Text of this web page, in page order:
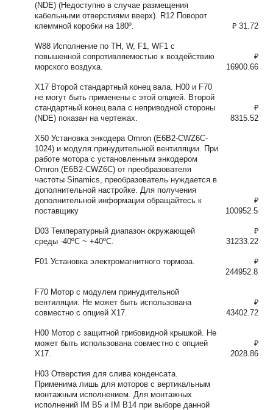
(NDE) (Недоступно в случае размещения
кабельными отверстиями вверх). R12 Поворот
клеммной коробки на 180º.
₽ 31.72
W88 Исполнение по TH, W, F1, WF1 с
повышенной сопротивляемостью к воздействию
морского воздуха.
₽
16900.66
X17 Второй стандартный конец вала. H00 и F70
не могут быть применены с этой опцией. Второй
стандартный конец вала с неприводной стороны
(NDE) показан на чертежах.
₽
8315.52
X50 Установка энкодера Omron (E6B2-CWZ6C-
1024) и модуля принудительной вентиляции. При
работе мотора с установленным энкодером
Omron (E6B2-CWZ6C) от преобразователя
частоты Sinamics, преобразователь нуждается в
дополнительной настройке. Для получения
дополнительной информации обращайтесь к
поставщику
₽
100952.56
D03 Температурный диапазон окружающей
среды -40ºC ~ +40ºC.
₽
31233.22
F01 Установка электромагнитного тормоза.
₽
244952.82
F70 Мотор с модулем принудительной
вентиляции. Не может быть использована
совместно с опцией X17.
₽
43402.72
H00 Мотор с защитной грибовидной крышкой. Не
может быть использована совместно с опцией
X17.
₽
2028.86
H03 Отверстия для слива конденсата.
Применима лишь для моторов с вертикальным
монтажным исполнением. Для монтажных
исполнений IM B5 и IM B14 при выборе данной